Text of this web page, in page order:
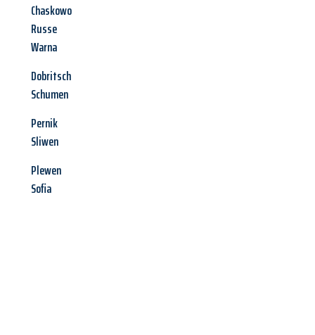
Chaskowo
Russe
Warna
Dobritsch
Schumen
Pernik
Sliwen
Plewen
Sofia